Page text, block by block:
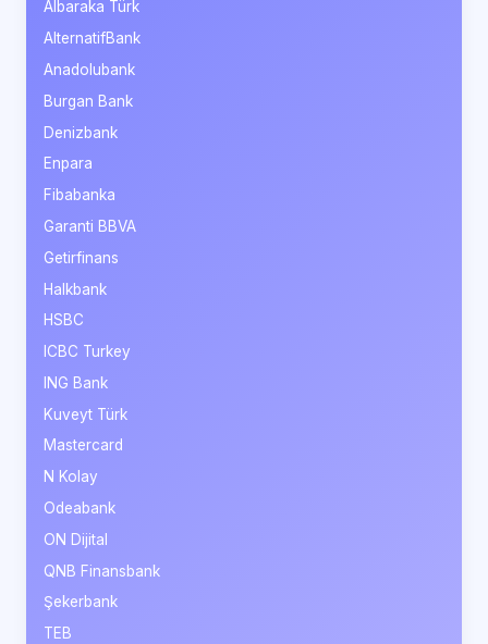
Albaraka Türk
AlternatifBank
Anadolubank
Burgan Bank
Denizbank
Enpara
Fibabanka
Garanti BBVA
Getirfinans
Halkbank
HSBC
ICBC Turkey
ING Bank
Kuveyt Türk
Mastercard
N Kolay
Odeabank
ON Dijital
QNB Finansbank
Şekerbank
TEB